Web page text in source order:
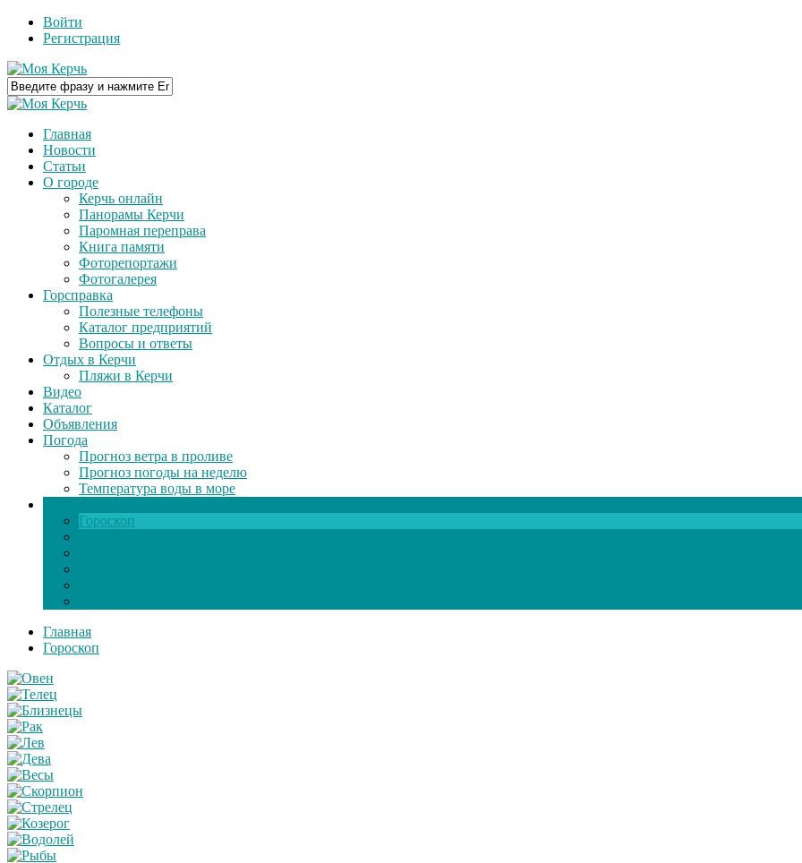
Войти
Регистрация
Главная
Новости
Статьи
О городе
Керчь онлайн
Панорамы Керчи
Паромная переправа
Книга памяти
Фоторепортажи
Фотогалерея
Горсправка
Полезные телефоны
Каталог предприятий
Вопросы и ответы
Отдых в Керчи
Пляжи в Керчи
Видео
Каталог
Объявления
Погода
Прогноз ветра в проливе
Прогноз погоды на неделю
Температура воды в море
Гороскоп
Главная
Гороскоп